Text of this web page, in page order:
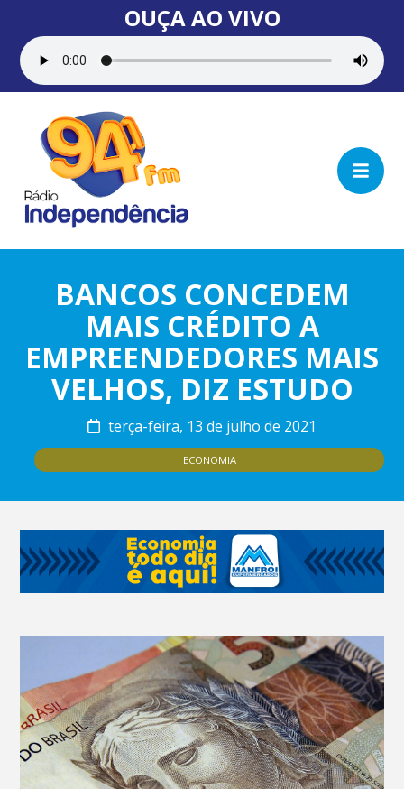
OUÇA AO VIVO
BANCOS CONCEDEM
MAIS CRÉDITO A
EMPREENDEDORES MAIS
VELHOS, DIZ ESTUDO
terça-feira, 13 de julho de 2021
ECONOMIA